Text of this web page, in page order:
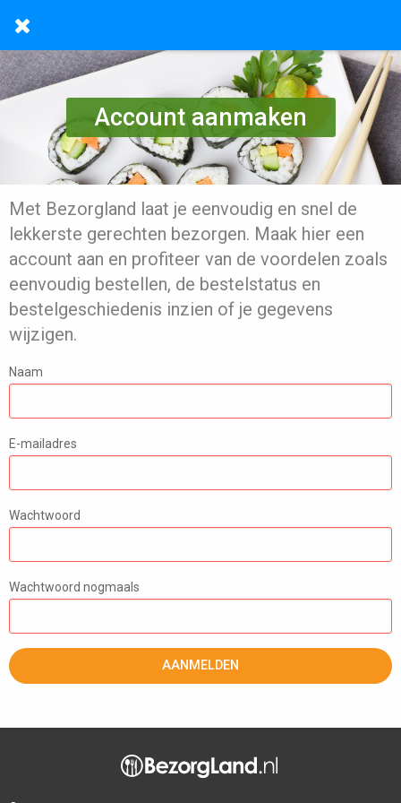
Account aanmaken
Met Bezorgland laat je eenvoudig en snel de
lekkerste gerechten bezorgen. Maak hier een
account aan en profiteer van de voordelen zoals
eenvoudig bestellen, de bestelstatus en
bestelgeschiedenis inzien of je gegevens
wijzigen.
Naam
E-mailadres
Wachtwoord
Wachtwoord nogmaals
AANMELDEN